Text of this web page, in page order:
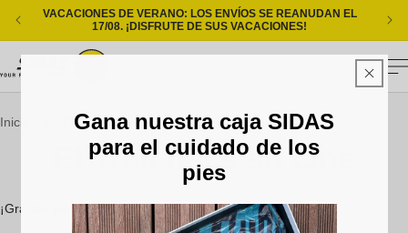
Ir directamente al contenido
VACACIONES DE VERANO: LOS ENVÍOS SE REANUDAN EL
17/08. ¡DISFRUTE DE SUS VACACIONES!
Carrito
Inicio El Trail hace su cine
El Trail hace su cine
¡Gracias por su participación!
Gana nuestra caja SIDAS
para el cuidado de los
pies